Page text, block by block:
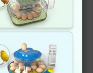
Faktörler:
hayvanlar gibi dışsal
olabilir. İşte bu